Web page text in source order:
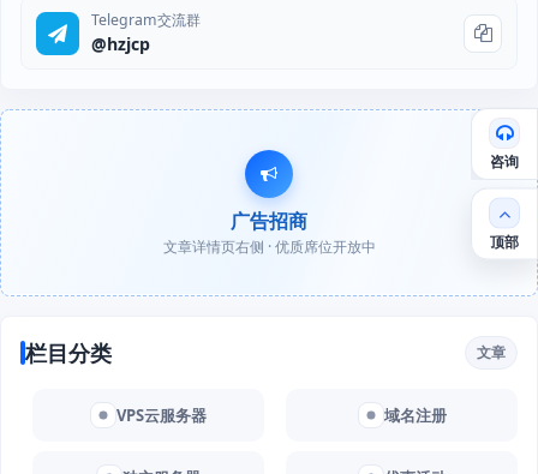
Telegram交流群
@hzjcp
广告招商
文章详情页右侧 · 优质席位开放中
栏目分类 文章
VPS云服务器 域名注册
咨询
顶部